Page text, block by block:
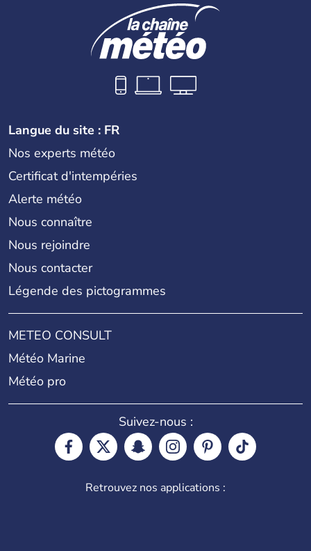
Langue du site : FR
Nos experts météo
Certificat d'intempéries
Alerte météo
Nous connaître
Nous rejoindre
Nous contacter
Légende des pictogrammes
METEO CONSULT
Météo Marine
Météo pro
Suivez-nous :
Retrouvez nos applications :